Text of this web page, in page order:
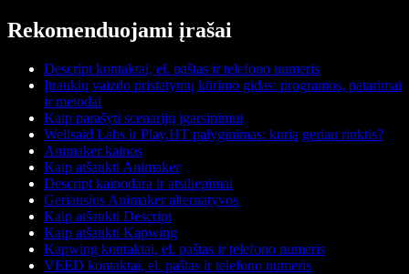
Rekomenduojami įrašai
Descript kontaktai, el. paštas ir telefono numeris
Įtraukių vaizdo pristatymų kūrimo gidas: programos, patarimai
ir metodai
Kaip parašyti scenarijų įgarsinimui
Wellsaid Labs ir Play.HT palyginimas: kurią geriau rinktis?
Animaker kainos
Kaip atšaukti Animaker
Descript kainodara ir atsiliepimai
Geriausios Animaker alternatyvos
Kaip atšaukti Descript
Kaip atšaukti Kapwing
Kapwing kontaktai, el. paštas ir telefono numeris
VEED kontaktai, el. paštas ir telefono numeris